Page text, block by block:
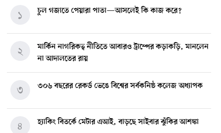
চুল গজাতে পেয়ারা পাতা—আসলেই কি কাজ করে?
১
মার্কিন নাগরিকত্ব নীতিতে আবারও ট্রাম্পের কড়াকড়ি, মানলেন
না আদালতের রায়
২
৩০৬ বছরের রেকর্ড ভেঙে বিশ্বের সর্বকনিষ্ঠ কলেজ অধ্যাপক
৩
হ্যাকিং বিতর্কে মেটার এআই, বাড়ছে সাইবার ঝুঁকির আশঙ্কা
৪